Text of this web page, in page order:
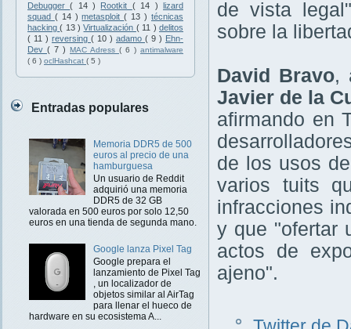
Debugger( 14 ) Rootkit ( 14 ) lizard
squad ( 14 )metasploit( 13 ) técnicas
hacking( 13 )Virtualización ( 11 ) delitos
( 11 ) reversing ( 10 ) adamo ( 9 ) Ehn-
Dev ( 7 ) MAC Adress ( 6 ) antimalware
( 6 ) oclHashcat ( 5 )
Entradas populares
Memoria DDR5 de 500
euros al precio de una
hamburguesa
Un usuario de Reddit
adquirió una memoria
DDR5 de 32 GB
valorada en 500 euros por solo 12,50
euros en una tienda de segunda mano.
Google lanza Pixel Tag
Google prepara el
lanzamiento de Pixel Tag
, un localizador de
objetos similar al AirTag
para llenar el hueco de
hardware en su ecosistema A...
de vista
sobre la
David Bravo,
Javier de la
afirmando en
de los usos
varios tuits
infracciones
y que "ofertar
actos de
ajeno".